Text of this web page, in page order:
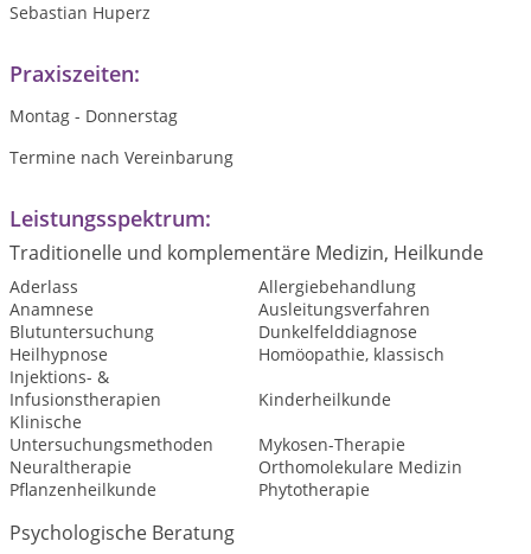
Sebastian Huperz
Praxiszeiten:
Montag - Donnerstag
Termine nach Vereinbarung
Leistungsspektrum:
Traditionelle und komplementäre Medizin, Heilkunde
Aderlass
Allergiebehandlung
Anamnese
Ausleitungsverfahren
Blutuntersuchung
Dunkelfelddiagnose
Heilhypnose
Homöopathie, klassisch
Injektions- &
Infusionstherapien
Kinderheilkunde
Klinische
Untersuchungsmethoden
Mykosen-Therapie
Neuraltherapie
Orthomolekulare Medizin
Pflanzenheilkunde
Phytotherapie
Psychologische Beratung